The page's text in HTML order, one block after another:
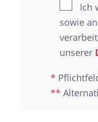
Ich
sowie
unserer
*
**